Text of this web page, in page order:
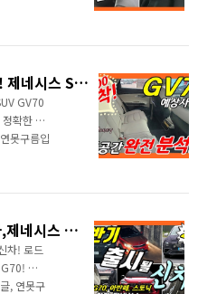
졌고,
계약만
, 글로벌
인 것 같
이는데,
네시스
5부! 새로운 실내 포착! 완전분석! 제네시스 SUV GV70 디자인 분석!
GV70
확한 수
못구름입
파악할
스의 두 번
월인데,
째 영상
가고, 곧
세부적
2부 하반기 출시될 현대차,기아차,제네시스 신차! 로드맵, 스케줄, 출시일 Korea Vehicles in 2020! G70! 카니발! 스팅어! 투싼! 아반떼!
차! 로드
카
, 연못구